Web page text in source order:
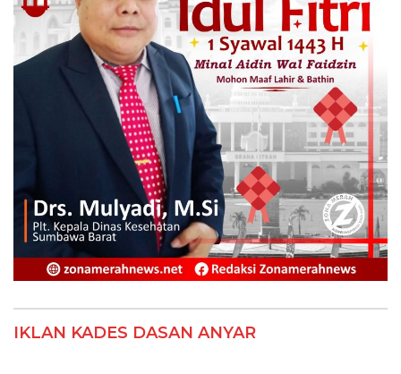
IKLAN KADES DASAN ANYAR